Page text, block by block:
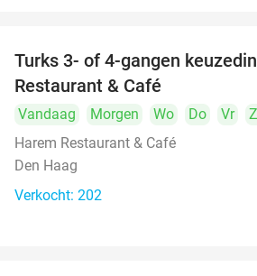
Turks 3- of 4-gangen
Restaurant & Café
Vandaag Morgen Wo Do Vr
Harem Restaurant & Café
Den Haag
Verkocht: 202